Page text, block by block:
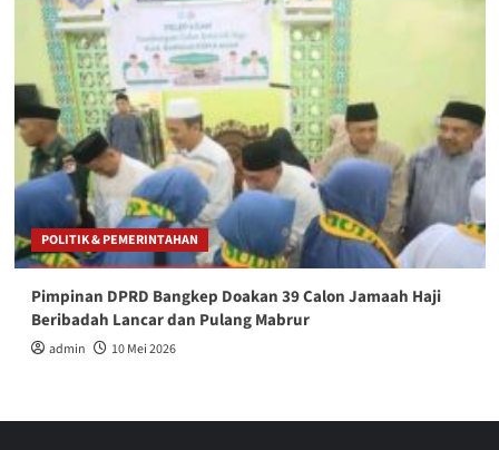
POLITIK & PEMERINTAHAN
Pimpinan DPRD Bangkep Doakan 39 Calon Jamaah Haji
Beribadah Lancar dan Pulang Mabrur
admin 10 Mei 2026